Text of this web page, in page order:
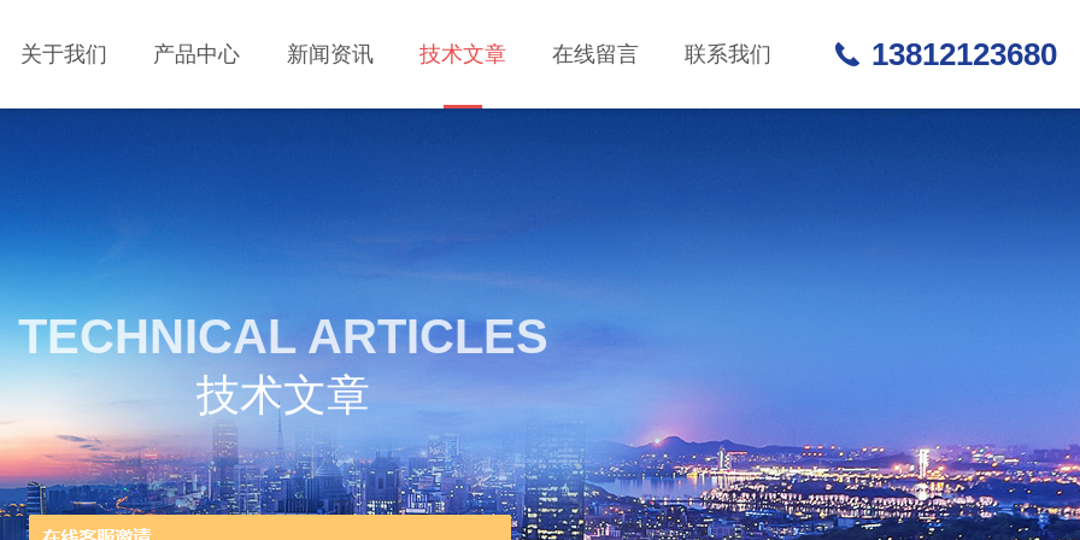
关于我们 产品中心 新闻资讯 技术文章 在线留言 联系我们 13812123680
TECHNICAL ARTICLES
技术文章